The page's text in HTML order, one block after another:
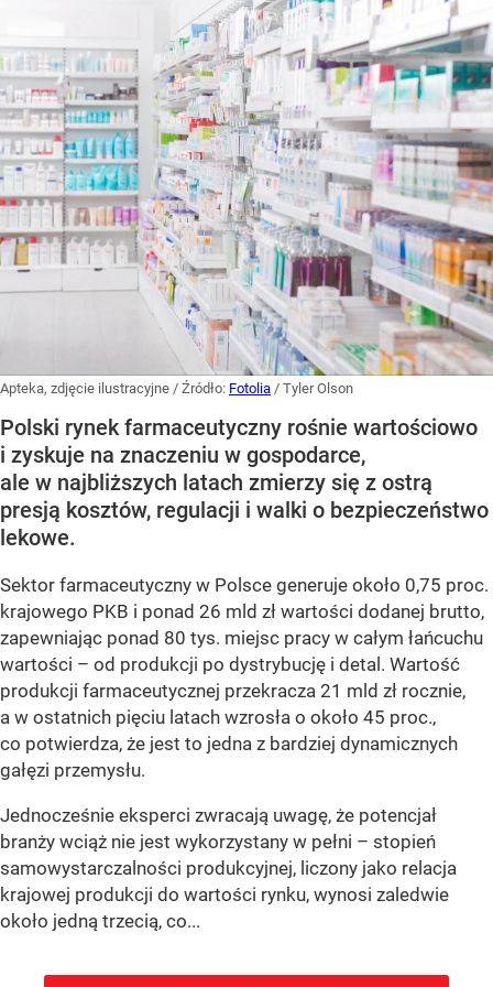
Apteka, zdjęcie ilustracyjne / Źródło: Fotolia / Tyler Olson
Polski rynek farmaceutyczny rośnie wartościowo
i zyskuje na znaczeniu w gospodarce,
ale w najbliższych latach zmierzy się z ostrą
presją kosztów, regulacji i walki o bezpieczeństwo
lekowe.
Sektor farmaceutyczny w Polsce generuje około 0,75 proc.
krajowego PKB i ponad 26 mld zł wartości dodanej brutto,
zapewniając ponad 80 tys. miejsc pracy w całym łańcuchu
wartości – od produkcji po dystrybucję i detal. Wartość
produkcji farmaceutycznej przekracza 21 mld zł rocznie,
a w ostatnich pięciu latach wzrosła o około 45 proc.,
co potwierdza, że jest to jedna z bardziej dynamicznych
gałęzi przemysłu.
Jednocześnie eksperci zwracają uwagę, że potencjał
branży wciąż nie jest wykorzystany w pełni – stopień
samowystarczalności produkcyjnej, liczony jako relacja
krajowej produkcji do wartości rynku, wynosi zaledwie
około jedną trzecią, co...